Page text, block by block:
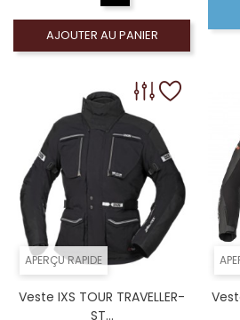
AJOUTER AU PANIER
APERÇU RAPIDE
Veste IXS TOUR TRAVELLER-
ST...